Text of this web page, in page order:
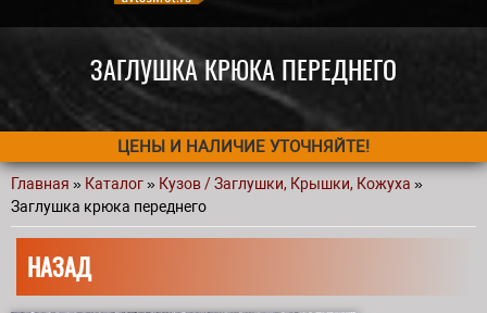
ЗАГЛУШКА КРЮКА ПЕРЕДНЕГО
ЦЕНЫ И НАЛИЧИЕ УТОЧНЯЙТЕ!
Вы здесь
Главная » Каталог» Кузов / Заглушки, Крышки, Кожуха »
Заглушка крюка переднего
НАЗАД